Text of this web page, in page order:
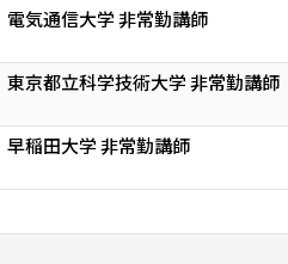
電気通信大学 非常勤講師
東京都立科学技術大学 非常勤講師
早稲田大学 非常勤講師